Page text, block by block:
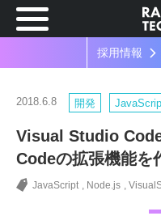
採用情報
2018.6.8 開発
Visual Studio
Codeの拡張機能を
JavaScript Node.js